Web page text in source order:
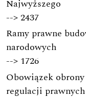
Najwyższego
-->2437
Ramy prawne
narodowych
--> 1726
Obowiązek
regulacji prawnych